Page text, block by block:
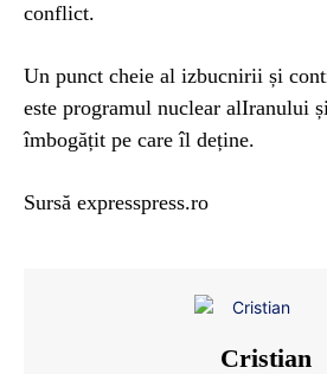
conflict.
Un punct cheie al izbucnirii și
este programul nuclear alIranului
îmbogățit pe care îl deține.
Sursă expresspress.ro
Cristian